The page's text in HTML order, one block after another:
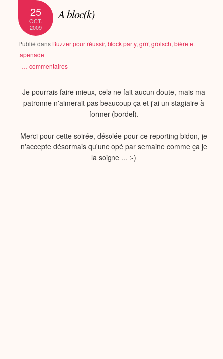
25
OCT.
2009
A bloc(k)
Publié dans Buzzer pour réussir,block party,grrr,grolsch,bière et
tapenade
- … commentaires
Je pourrais faire mieux, cela ne fait aucun doute, mais ma
patronne n'aimerait pas beaucoup ça et j'ai un stagiaire à
former (bordel).
Merci pour cette soirée, désolée pour ce reporting bidon, je
n'accepte désormais qu'une opé par semaine comme ça je
la soigne ... :-)